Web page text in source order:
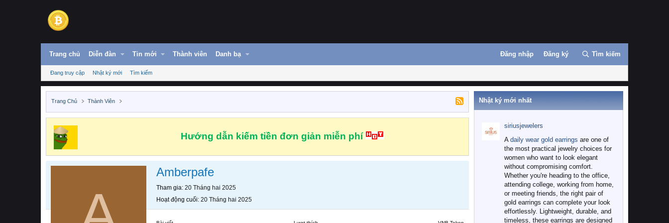
Trang chủ Diễn đàn Tin mới Thành viên Danh bạ Đăng nhập Đăng ký Tìm kiếm
Đang truy cập Nhật ký mới Tìm kiếm
Trang Chủ Thành Viên
Hướng dẫn kiếm tiền đơn giản miễn phí
Amberpafe
Tham gia 20 Tháng hai 2025
Hoạt động cuối 20 Tháng hai 2025
Nhật ký mới nhất
siriusjewelers
A daily wear gold earrings are one of
the most practical jewelry choices for
women who want to look elegant
without compromising comfort.
Whether you're heading to the office,
attending college, working from home,
or meeting friends, the right pair of
gold earrings can complete your look
effortlessly. Lightweight, durable, and
timeless, these earrings are designed